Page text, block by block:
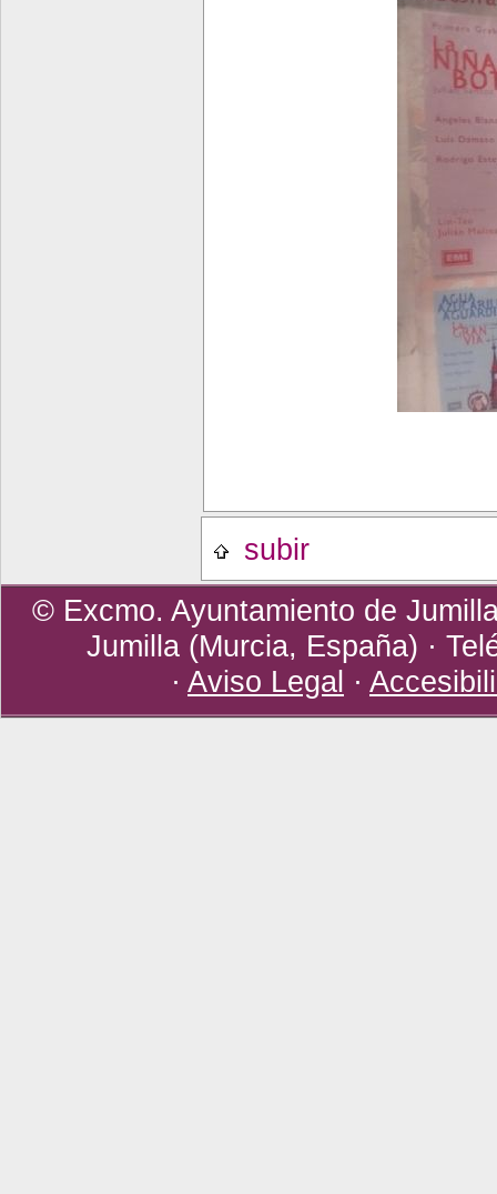
subir
© Excmo. Ayuntamiento de
Jumilla (Murcia, España) ·
· Aviso Legal ·